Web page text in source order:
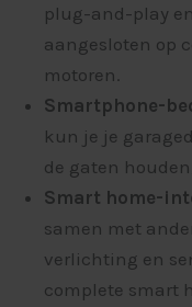
plug-and-play
aangesloten op
motoren.
Smartphone-
kun je je
de gaten
Smart home-
samen met
verlichting en
complete smart